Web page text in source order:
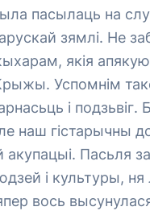
пасылаць на
зямлі. Не
якія
Успомнім
і подзьвіг.
наш гістарычны
Пасьля
і культуры, ня
вось